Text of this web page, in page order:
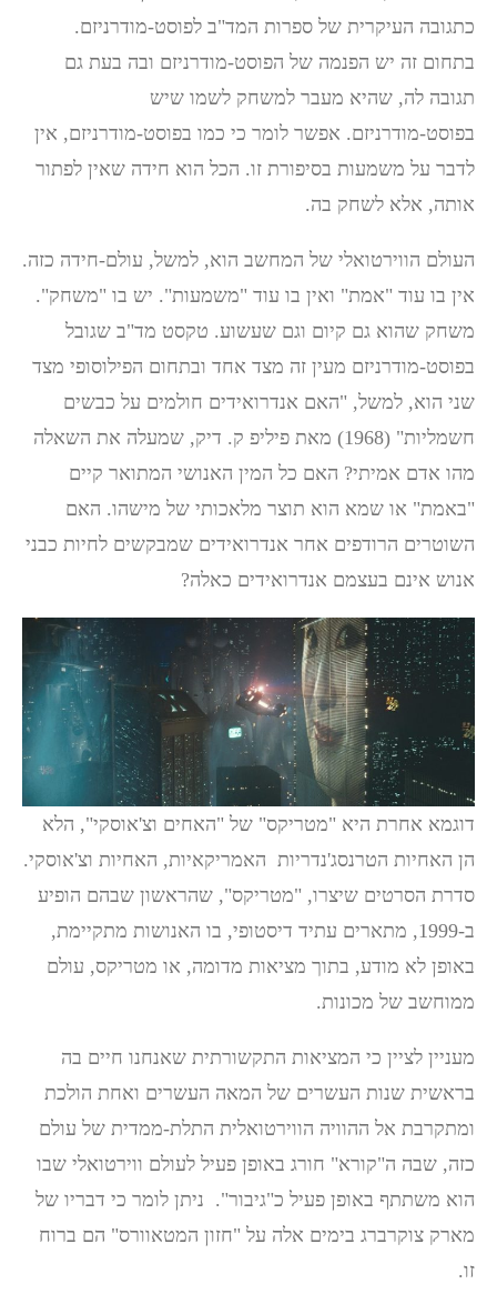
כתגובה העיקרית של ספרות המד"ב לפוסט-מודרניזם.
בתחום זה יש הפנמה של הפוסט-מודרניזם ובה בעת גם
תגובה לה, שהיא מעבר למשחק לשמו שיש
בפוסט-מודרניזם. אפשר לומר כי כמו בפוסט-מודרניזם, אין
לדבר על משמעות בסיפורת זו. הכל הוא חידה שאין לפתור
אותה, אלא לשחק בה.
העולם הווירטואלי של המחשב הוא, למשל, עולם-חידה כזה.
אין בו עוד "אמת" ואין בו עוד "משמעות". יש בו "משחק".
משחק שהוא גם קיום וגם שעשוע. טקסט מד"ב שגובל
בפוסט-מודרניזם מעין זה מצד אחד ובתחום הפילוסופי מצד
שני הוא, למשל, "האם אנדרואידים חולמים על כבשים
חשמליות" (1968) מאת פיליפ ק. דיק, שמעלה את השאלה
מהו אדם אמיתי? האם כל המין האנושי המתואר קיים
"באמת" או שמא הוא תוצר מלאכותי של מישהו. האם
השוטרים הרודפים אחר אנדרואידים שמבקשים לחיות כבני
אנוש אינם בעצמם אנדרואידים כאלה?
דוגמא אחרת היא "מטריקס" של "האחים וצ'אוסקי", הלא
הן האחיות הטרנסג'נדריות האמריקאיות, האחיות וצ'אוסקי.
סדרת הסרטים שיצרו, "מטריקס", שהראשון שבהם הופיע
ב-1999, מתארים עתיד דיסטופי, בו האנושות מתקיימת,
באופן לא מודע, בתוך מציאות מדומה, או מטריקס, עולם
ממוחשב של מכונות.
מעניין לציין כי המציאות התקשורתית שאנחנו חיים בה
בראשית שנות העשרים של המאה העשרים ואחת הולכת
ומתקרבת אל ההוויה הווירטואלית התלת-ממדית של עולם
כזה, שבה ה"קורא" חורג באופן פעיל לעולם ווירטואלי שבו
הוא משתתף באופן פעיל כ"גיבור". ניתן לומר כי דבריו של
מארק צוקרברג בימים אלה על "חזון המטאוורס" הם ברוח
זו.